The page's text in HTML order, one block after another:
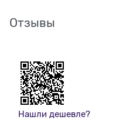
Отзывы
Нашли дешевле?